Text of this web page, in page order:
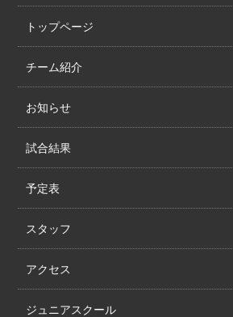
トップページ
チーム紹介
お知らせ
試合結果
予定表
スタッフ
アクセス
ジュニアスクール